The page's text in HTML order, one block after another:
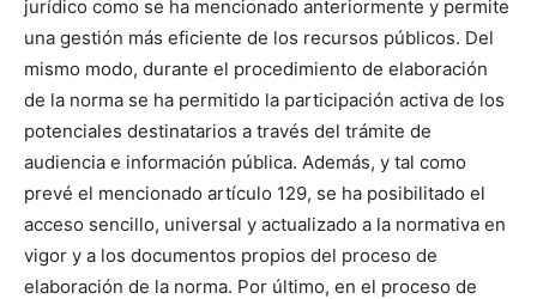
jurídico como se ha mencionado anteriormente y permite
una gestión más eficiente de los recursos públicos. Del
mismo modo, durante el procedimiento de elaboración
de la norma se ha permitido la participación activa de los
potenciales destinatarios a través del trámite de
audiencia e información pública. Además, y tal como
prevé el mencionado artículo 129, se ha posibilitado el
acceso sencillo, universal y actualizado a la normativa en
vigor y a los documentos propios del proceso de
elaboración de la norma. Por último, en el proceso de